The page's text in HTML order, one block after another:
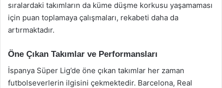
sıralardaki takımların da küme düşme korkusu yaşamaması
için puan toplamaya çalışmaları, rekabeti daha da
artırmaktadır.
Öne Çıkan Takımlar ve Performansları
İspanya Süper Lig’de öne çıkan takımlar her zaman
futbolseverlerin ilgisini çekmektedir. Barcelona, Real